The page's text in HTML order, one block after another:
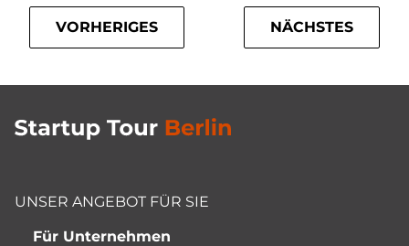
VORHERIGES NÄCHSTES
UNSER ANGEBOT FÜR SIE
Für Unternehmen